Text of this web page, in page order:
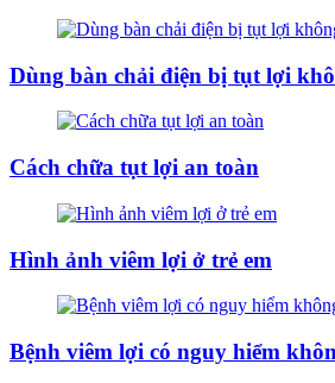
Dùng bàn chải điện bị tụt lợi
Cách chữa tụt lợi an toàn
Hình ảnh viêm lợi ở trẻ em
Bệnh viêm lợi có nguy hiểm